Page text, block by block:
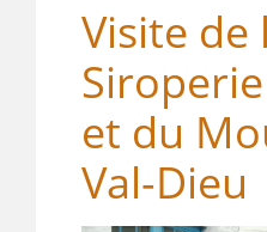
Visite de
et du
Val-Dieu